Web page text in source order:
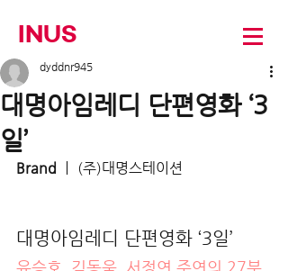
INUS
대명아임레디 단편영화 ‘3
일’
dyddnr945
Brand ㅣ (주)대명스테이션
대명아임레디 단편영화 ‘3일’
유승호, 김동욱, 서정연 주연의 27분